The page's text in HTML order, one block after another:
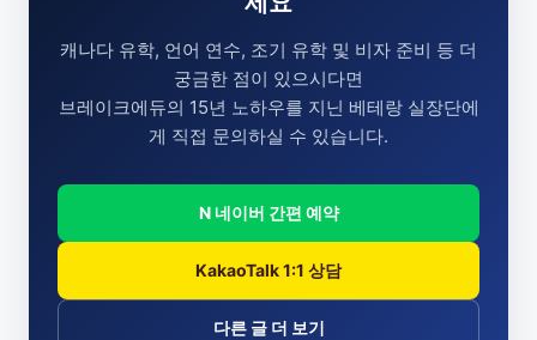
캐나다 유학, 언어 연수, 조기 유학 및 비자 준비 등 더
궁금한 점이 있으시다면
브레이크에듀의 15년 노하우를 지닌 베테랑 실장단에
게 직접 문의하실 수 있습니다.
N 네이버 간편 예약
KakaoTalk 1:1 상담
다른 글 더 보기